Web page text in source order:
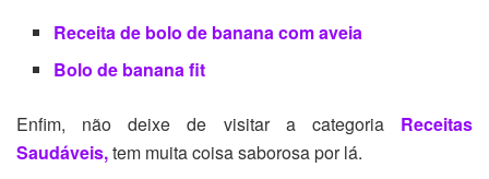
Receita de bolo de banana com aveia
Bolo de banana fit
Enfim, não deixe de visitar a categoria Receitas
Saudáveis,tem muita coisa saborosa por lá.